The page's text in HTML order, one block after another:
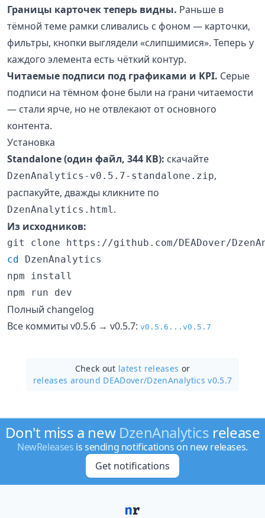
Границы карточек теперь видны. Раньше в
тёмной теме рамки сливались с фоном — карточки,
фильтры, кнопки выглядели «слипшимися». Теперь у
каждого элемента есть чёткий контур.
Читаемые подписи под графиками и KPI. Серые
подписи на тёмном фоне были на грани читаемости
— стали ярче, но не отвлекают от основного
контента.
Установка
Standalone (один файл, 344 KB): скачайте
DzenAnalytics-v0.5.7-standalone.zip,
распакуйте, дважды кликните по
DzenAnalytics.html .
Из исходников:
cd DzenAnalytics
npm install
npm run dev
Полный changelog
Все коммиты v0.5.6 → v0.5.7: v0.5.6...v0.5.7
Check out latest releases or
releases around DEADover/DzenAnalytics v0.5.7
Don't miss a new DzenAnalytics release
NewReleases is sending notifications on new releases.
Get notifications